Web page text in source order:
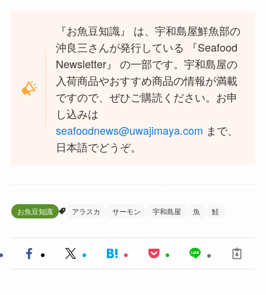
『お魚豆知識』 は、宇和島屋鮮魚部の
沖良三さんが発行している 『Seafood
Newsletter』 の一部です。宇和島屋の
入荷商品やおすすめ商品の情報が満載
ですので、ぜひご購読ください。お申
し込みは
seafoodnews@uwajimaya.com まで、
日本語でどうぞ。
お魚豆知識 アラスカ サーモン 宇和島屋 魚 鮭